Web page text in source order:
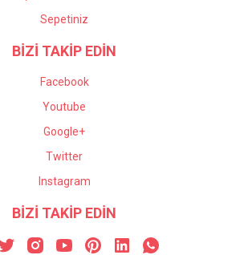
Sepetiniz
BİZİ TAKİP EDİN
Facebook
Youtube
Google+
Twitter
Instagram
BİZİ TAKİP EDİN